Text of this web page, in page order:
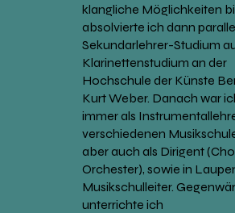
klangliche Möglichkeiten
absolvierte ich dann
Sekundarlehrer-Studium
Klarinettenstudium an der
Hochschule der Künste
Kurt Weber. Danach war
immer als
verschiedenen
aber auch als Dirigent
Orchester), sowie in
Musikschulleiter.
unterrichte ich